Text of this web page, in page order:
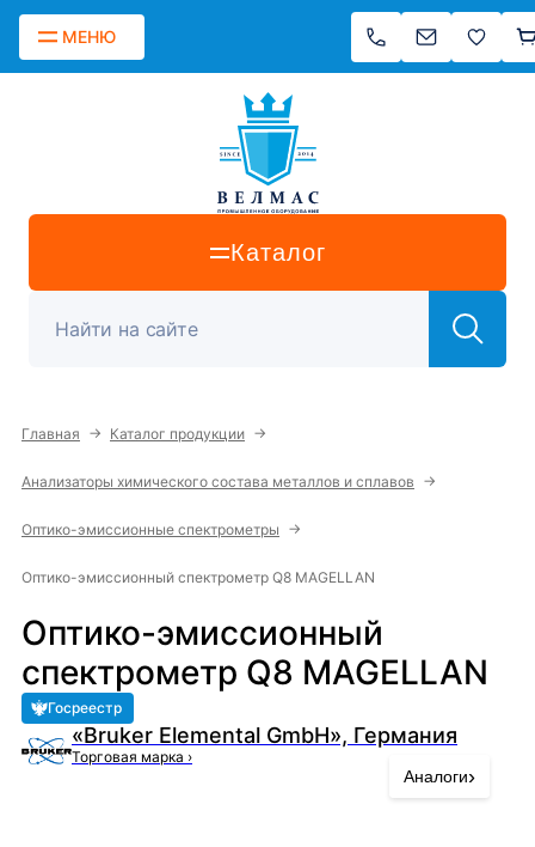
МЕНЮ
Каталог
Главная → Каталог продукции →
Анализаторы химического состава металлов и сплавов →
Оптико-эмиссионные спектрометры →
Оптико-эмиссионный спектрометр Q8 MAGELLAN
Оптико-эмиссионный
спектрометр Q8 MAGELLAN
Госреестр
«Bruker Elemental GmbH», Германия
Торговая марка ›
Аналоги›